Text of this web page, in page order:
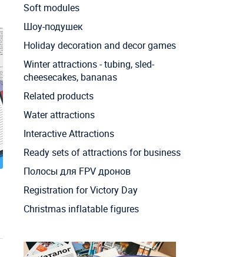
Soft modules
Шоу-подушек
Holiday decoration and decor games
Winter attractions - tubing, sled-
cheesecakes, bananas
Related products
Water attractions
Interactive Attractions
Ready sets of attractions for business
Полосы для FPV дронов
Registration for Victory Day
Christmas inflatable figures